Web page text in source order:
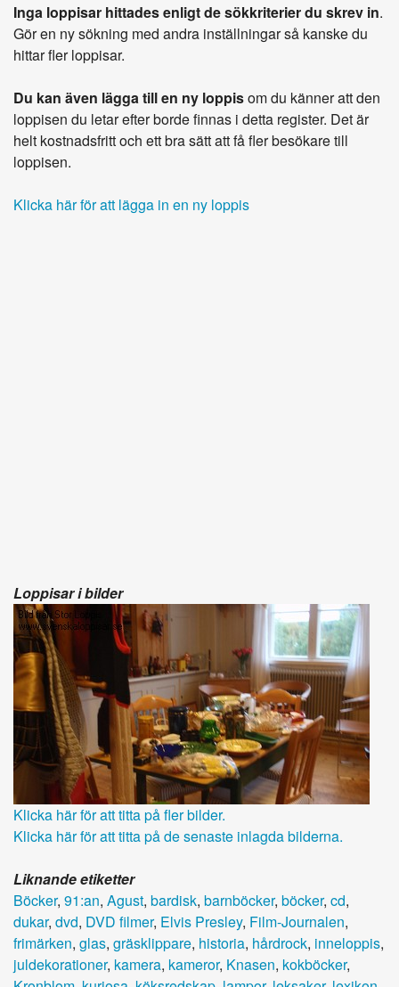
Inga loppisar hittades enligt de sökkriterier du skrev in.
Gör en ny sökning med andra inställningar så kanske du
hittar fler loppisar.
Du kan även lägga till en ny loppisom du känner att den
loppisen du letar efter borde finnas i detta register. Det är
helt kostnadsfritt och ett bra sätt att få fler besökare till
loppisen.
Klicka här för att lägga in en ny loppis
Loppisar i bilder
Klicka här för att titta på fler bilder.
Klicka här för att titta på de senaste inlagda bilderna.
Liknande etiketter
Böcker, 91:an, Agust, bardisk, barnböcker, böcker, cd,
dukar, dvd, DVD filmer, Elvis Presley, Film-Journalen,
frimärken, glas, gräsklippare, historia, hårdrock, inneloppis,
juldekorationer, kamera, kameror, Knasen, kokböcker,